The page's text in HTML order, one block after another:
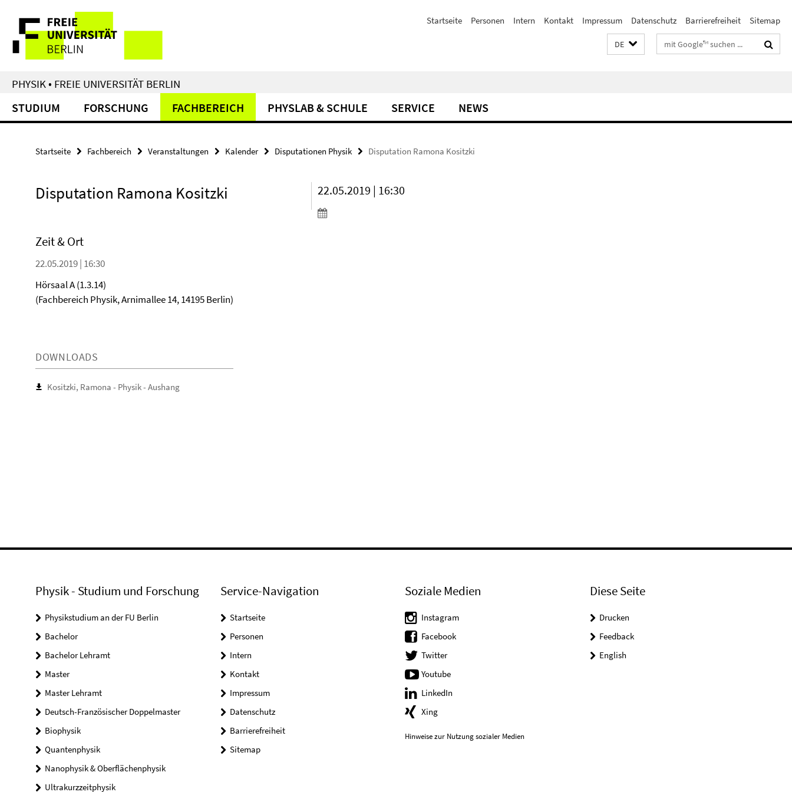
direkt
Inhalt
Service-
Navigation
Startseite Personen Intern Kontakt Impressum Datenschutz Barrierefreiheit Sitemap
DE Suchbegriffe
PHYSIK • FREIE UNIVERSITÄT BERLIN
STUDIUM FORSCHUNG FACHBEREICH PHYSLAB & SCHULE SERVICE NEWS
Startseite Fachbereich Veranstaltungen Kalender Disputationen Physik Disputation Ramona Kositzki
Disputation Ramona Kositzki 22.05.2019 | 16:30
Zeit & Ort
22.05.2019 | 16:30
Hörsaal A (1.3.14)
(Fachbereich Physik, Arnimallee 14, 14195 Berlin)
DOWNLOADS
Kositzki, Ramona - Physik - Aushang
Physik - Studium und Forschung
Physikstudium an der FU Berlin
Bachelor
Bachelor Lehramt
Master
Master Lehramt
Deutsch-Französischer Doppelmaster
Biophysik
Quantenphysik
Nanophysik & Oberflächenphysik
Ultrakurzzeitphysik
Service-Navigation
Startseite
Personen
Intern
Kontakt
Impressum
Datenschutz
Barrierefreiheit
Sitemap
Soziale Medien
Instagram
Facebook
Twitter
Youtube
LinkedIn
Xing
Hinweise zur Nutzung sozialer Medien
Diese Seite
Drucken
Feedback
English